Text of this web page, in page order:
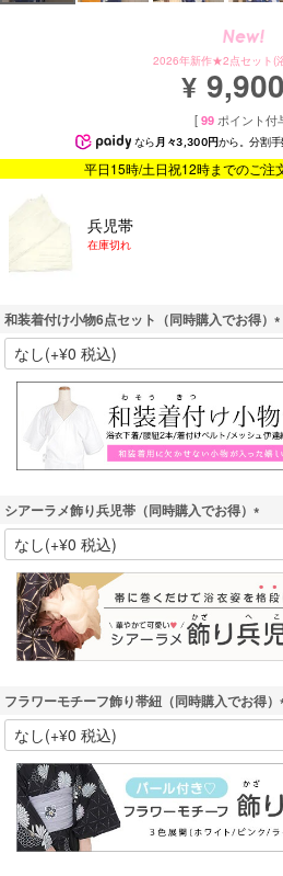
2026年新作★2点セット(
¥ 9,900
[ 99 ポイント付
なら月々3,300円から。分割
平日15時/土日祝12時までのご注
兵児帯
在庫切れ
和装着付け小物6点セット（同時購入でお得）
(
シアーラメ飾り兵児帯（同時購入でお得）
(
必
須
)
フラワーモチーフ飾り帯紐（同時購入でお得）
(